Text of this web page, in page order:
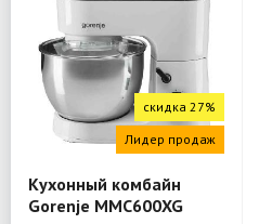
скидка 27%
Лидер продаж
Кухонный комбайн
Gorenje MMC600XG